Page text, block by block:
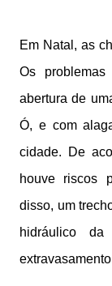
Em Natal, as
Os
abertura de
Ó, e com
cidade. De
houve riscos
disso, um
hidráulico